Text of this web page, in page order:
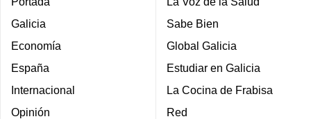
Galicia
Economía
España
Internacional
Opinión
Sabe Bien
Global Galicia
Estudiar en Galicia
La Cocina de Frabisa
Red